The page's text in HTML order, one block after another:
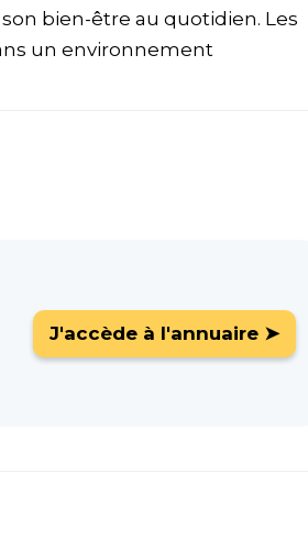
bien-être au quotidien. Les
un environnement
J'accède à l'annuaire ➤